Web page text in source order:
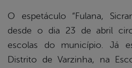
O espetáculo “Fulana,
desde o dia 23 de abril
escolas do município. Já
Distrito de Varzinha, na